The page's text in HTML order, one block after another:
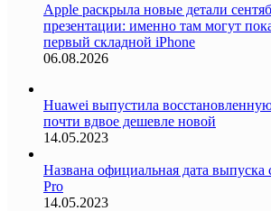
Apple раскрыла новые детали
презентации: именно там могут
первый складной iPhone
06.08.2026
Huawei выпустила
почти вдвое дешевле новой
14.05.2023
Названа официальная дата
Pro
14.05.2023